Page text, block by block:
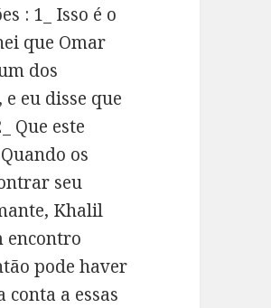
: 1_ Isso é o
que Omar
dos
eu disse que
Que este
os
seu
Khalil
encontro
pode haver
a essas